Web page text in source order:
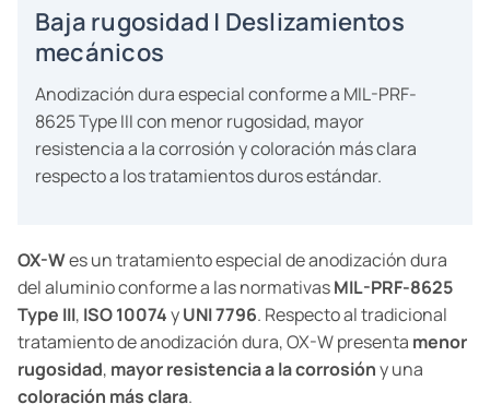
Baja rugosidad | Deslizamientos
mecánicos
Anodización dura especial conforme a MIL-PRF-
8625 Type III con menor rugosidad, mayor
resistencia a la corrosión y coloración más clara
respecto a los tratamientos duros estándar.
OX-Wes un tratamiento especial de anodización dura
del aluminio conforme a las normativasMIL-PRF-8625
Type III, ISO 10074yUNI 7796. Respecto al tradicional
tratamiento de anodización dura, OX-W presenta menor
rugosidad, mayor resistencia a la corrosióny una
coloración más clara.